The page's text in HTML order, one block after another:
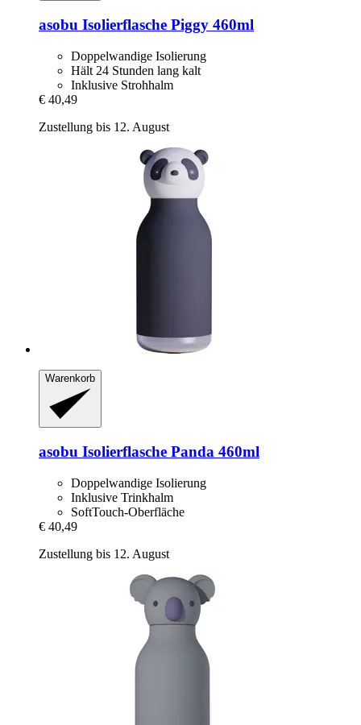
asobu Isolierflasche Piggy 460ml
Doppelwandige Isolierung
Hält 24 Stunden lang kalt
Inklusive Strohhalm
€ 40,49
Zustellung bis 12. August
Warenkorb
asobu Isolierflasche Panda 460ml
Doppelwandige Isolierung
Inklusive Trinkhalm
SoftTouch-Oberfläche
€ 40,49
Zustellung bis 12. August